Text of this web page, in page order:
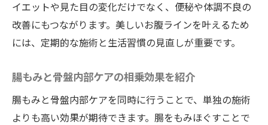
イエットや見た目の変化だけでなく、便秘や体調不良の
改善にもつながります。美しいお腹ラインを叶えるため
には、定期的な施術と生活習慣の見直しが重要です。
腸もみと骨盤内部ケアの相乗効果を紹介
腸もみと骨盤内部ケアを同時に行うことで、単独の施術
よりも高い効果が期待できます。腸をもみほぐすことで